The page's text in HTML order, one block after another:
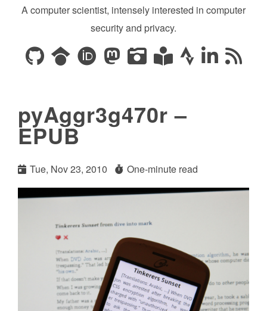
A computer scientist, intensely interested in computer
security and privacy.
pyAggr3g470r –
EPUB
Tue, Nov 23, 2010 One-minute read